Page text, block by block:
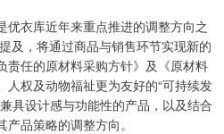
优衣库近年来重点推进的调整方向之
及，将通过商品与销售环节实现新的
责任的原材料采购方针》及《原材料
权及动物福祉更为友好的“可持续发
具设计感与功能性的产品，以及结合
品策略的调整方向。